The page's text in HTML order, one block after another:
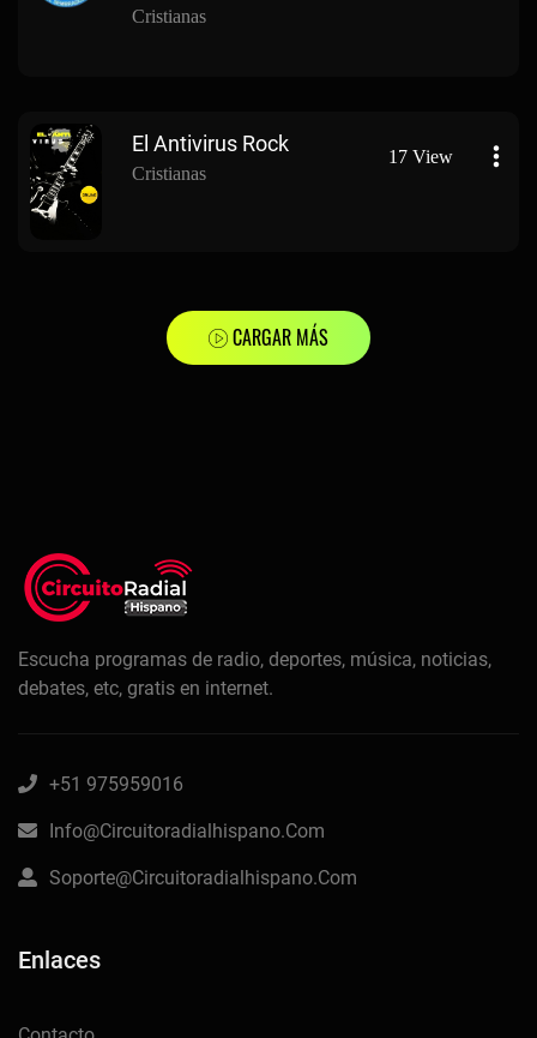
Cristianas
El Antivirus Rock
Cristianas
17 View
CARGAR MÁS
Escucha programas de radio, deportes, música, noticias,
debates, etc, gratis en internet.
+51 975959016
Info@circuitoradialhispano.com
Soporte@circuitoradialhispano.com
Enlaces